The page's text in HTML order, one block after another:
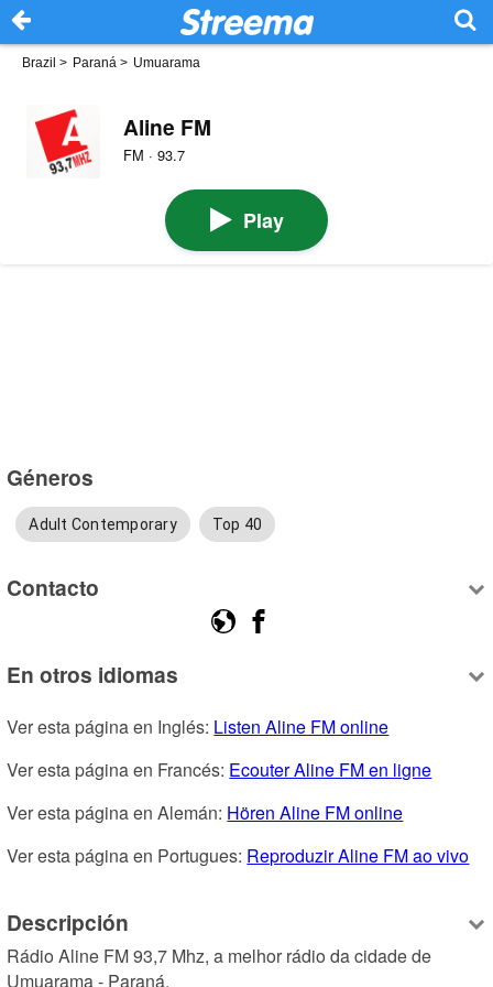
Brazil > Paraná > Umuarama
Aline FM
FM · 93.7
Play
Géneros
Adult Contemporary Top 40
Contacto
En otros idiomas
Ver esta página en Inglés: Listen Aline FM online
Ver esta página en Francés: Ecouter Aline FM en ligne
Ver esta página en Alemán: Hören Aline FM online
Ver esta página en Portugues: Reproduzir Aline FM ao vivo
Descripción
Rádio Aline FM 93,7 Mhz, a melhor rádio da cidade de
Umuarama - Paraná.